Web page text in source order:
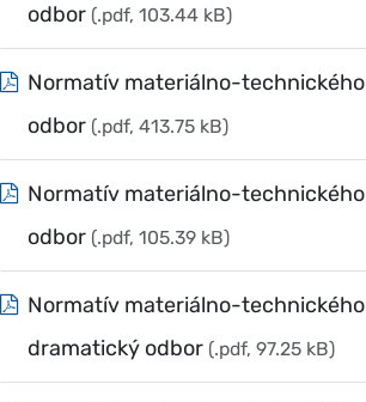
odbor (.pdf, 103.44 kB)
Normatív materiálno-
odbor (.pdf, 413.75 kB)
Normatív materiálno-
odbor (.pdf, 105.39 kB)
Normatív materiálno-
dramatický odbor (.pdf, 97.25 kB)